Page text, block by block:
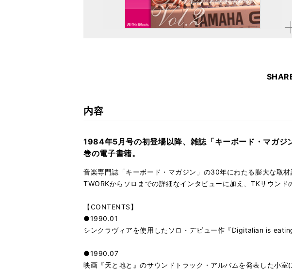
拡大
内容
1984年5月号の初登場以降、雑誌「キーボード・マガジ
巻の電子書籍。
音楽専門誌「キーボード・マガジン」の30年にわたる膨大な取
TWORKからソロまでの詳細なインタビューに加え、TKサウン
【CONTENTS】
●1990.01
シンクラヴィアを使用したソロ・デビュー作『Digitalian is
●1990.07
映画『天と地と』のサウンドトラック・アルバムを発表した小室